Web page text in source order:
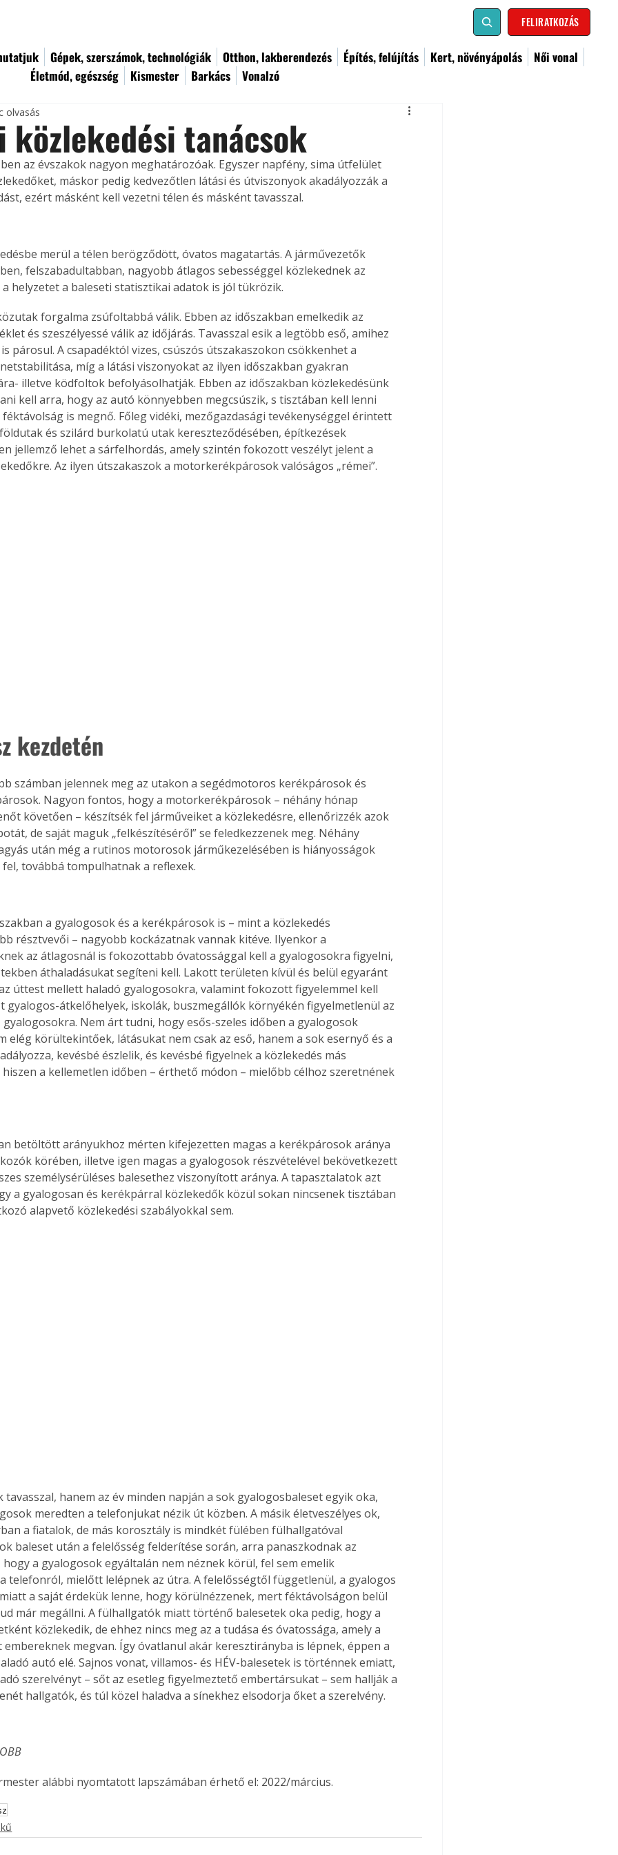
FELIRATKOZÁS
Gépek, szerszámok, technológiák Otthon, lakberendezés Építés, felújítás Kert, növényápolás
Női vonal
Életmód, egészség
Kismester Barkács Vonalzó
is
Bárhol,
élve
az
A
közlekedési tanácsok
olvasás
az évszakok nagyon meghatározóak. Egyszer napfény, sima útfelület
máskor pedig kedvezőtlen látási és útviszonyok akadályozzák a
ezért másként kell vezetni télen és másként tavasszal.
merül a télen berögződött, óvatos magatartás. A járművezetők
felszabadultabban, nagyobb átlagos sebességgel közlekednek az
helyzetet a baleseti statisztikai adatok is jól tükrözik.
forgalma zsúfoltabbá válik. Ebben az időszakban emelkedik az
és szeszélyessé válik az időjárás. Tavasszal esik a legtöbb eső, amihez
párosul. A csapadéktól vizes, csúszós útszakaszokon csökkenhet a
míg a látási viszonyokat az ilyen időszakban gyakran
illetve ködfoltok befolyásolhatják. Ebben az időszakban közlekedésünk
kell arra, hogy az autó könnyebben megcsúszik, s tisztában kell lenni
féktávolság is megnő. Főleg vidéki, mezőgazdasági tevékenységgel érintett
és szilárd burkolatú utak kereszteződésében, építkezések
jellemző lehet a sárfelhordás, amely szintén fokozott veszélyt jelent a
Az ilyen útszakaszok a motorkerékpárosok valóságos „rémei”.
kezdetén
számban jelennek meg az utakon a segédmotoros kerékpárosok és
Nagyon fontos, hogy a motorkerékpárosok – néhány hónap
követően – készítsék fel járműveiket a közlekedésre, ellenőrizzék azok
de saját maguk „felkészítéséről” se feledkezzenek meg. Néhány
után még a rutinos motorosok járműkezelésében is hiányosságok
továbbá tompulhatnak a reflexek.
a gyalogosok és a kerékpárosok is – mint a közlekedés
résztvevői – nagyobb kockázatnak vannak kitéve. Ilyenkor a
az átlagosnál is fokozottabb óvatossággal kell a gyalogosokra figyelni,
áthaladásukat segíteni kell. Lakott területen kívül és belül egyaránt
úttest mellett haladó gyalogosokra, valamint fokozott figyelemmel kell
gyalogos-átkelőhelyek, iskolák, buszmegállók környékén figyelmetlenül az
Nem árt tudni, hogy esős-szeles időben a gyalogosok
elég körültekintőek, látásukat nem csak az eső, hanem a sok esernyő és a
kevésbé észlelik, és kevésbé figyelnek a közlekedés más
a kellemetlen időben – érthető módon – mielőbb célhoz szeretnének
betöltött arányukhoz mérten kifejezetten magas a kerékpárosok aránya
körében, illetve igen magas a gyalogosok részvételével bekövetkezett
személysérüléses balesethez viszonyított aránya. A tapasztalatok azt
a gyalogosan és kerékpárral közlekedők közül sokan nincsenek tisztában
alapvető közlekedési szabályokkal sem.
tavasszal, hanem az év minden napján a sok gyalogosbaleset egyik oka,
meredten a telefonjukat nézik út közben. A másik életveszélyes ok,
a fiatalok, de más korosztály is mindkét fülében fülhallgatóval
baleset után a felelősség felderítése során, arra panaszkodnak az
a gyalogosok egyáltalán nem néznek körül, fel sem emelik
telefonról, mielőtt lelépnek az útra. A felelősségtől függetlenül, a gyalogos
a saját érdekük lenne, hogy körülnézzenek, mert féktávolságon belül
már megállni. A fülhallgatók miatt történő balesetek oka pedig, hogy a
közlekedik, de ehhez nincs meg az a tudása és óvatossága, amely a
embereknek megvan. Így óvatlanul akár keresztirányba is lépnek, éppen a
autó elé. Sajnos vonat, villamos- és HÉV-balesetek is történnek emiatt,
szerelvényt – sőt az esetleg figyelmeztető embertársukat – sem hallják a
hallgatók, és túl közel haladva a sínekhez elsodorja őket a szerelvény.
alábbi nyomtatott lapszámában érhető el: 2022/március.